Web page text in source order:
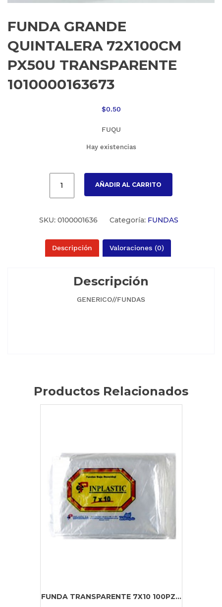
FUNDA GRANDE
QUINTALERA 72X100CM
PX50U TRANSPARENTE
1010000163673
$0.50
FUQU
Hay existencias
AÑADIR AL CARRITO
SKU: 0100001636 Categoría: FUNDAS
Descripción Valoraciones (0)
Descripción
GENERICO//FUNDAS
Productos Relacionados
FUNDA TRANSPARENTE 7X10 100PZ...